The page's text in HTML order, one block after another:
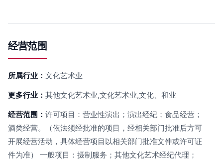
经营范围
所属行业： 文化艺术业
更多行业： 其他文化艺术业,文化艺术业,文化、和业
经营范围： 许可项目：营业性演出；演出经纪；食品经营；
酒类经营。（依法须经批准的项目，经相关部门批准后方可
开展经营活动，具体经营项目以相关部门批准文件或许可证
件为准） 一般项目：摄制服务；其他文化艺术经纪代理；